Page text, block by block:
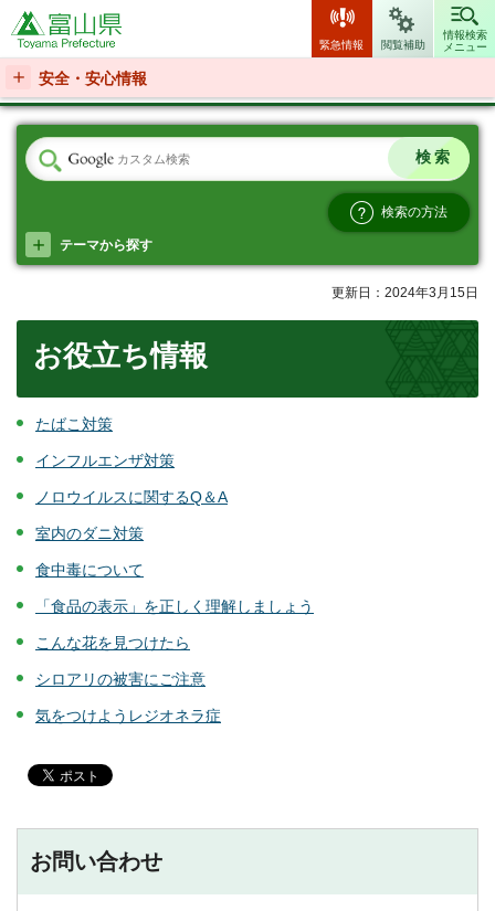
富山県
緊急情報 閲覧補助
情報検索
メニュー
安全・安心情報
検索の方法
テーマから探す
更新日：2024年3月15日
お役立ち情報
たばこ対策
インフルエンザ対策
ノロウイルスに関するQ＆A
室内のダニ対策
食中毒について
「食品の表示」を正しく理解しましょう
こんな花を見つけたら
シロアリの被害にご注意
気をつけようレジオネラ症
お問い合わせ